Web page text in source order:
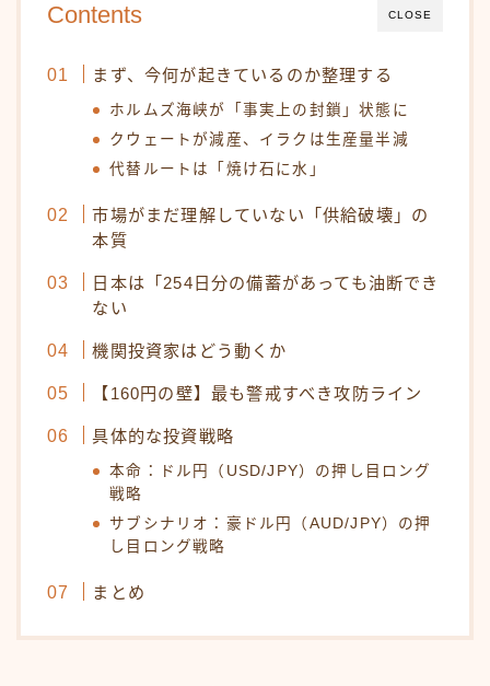
CLOSE
Contents
まず、今何が起きているのか整理する
ホルムズ海峡が「事実上の封鎖」状態に
クウェートが減産、イラクは生産量半減
代替ルートは「焼け石に水」
市場がまだ理解していない「供給破壊」の
本質
日本は「254日分の備蓄があっても油断でき
ない
機関投資家はどう動くか
【160円の壁】最も警戒すべき攻防ライン
具体的な投資戦略
本命：ドル円（USD/JPY）の押し目ロング
戦略
サブシナリオ：豪ドル円（AUD/JPY）の押
し目ロング戦略
まとめ